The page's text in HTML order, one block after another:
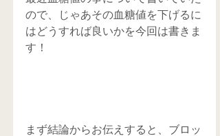
ので、じゃあその血糖値を下げるに
はどうすれば良いかを今回は書きま
す！
まず結論からお伝えすると、ブロッ